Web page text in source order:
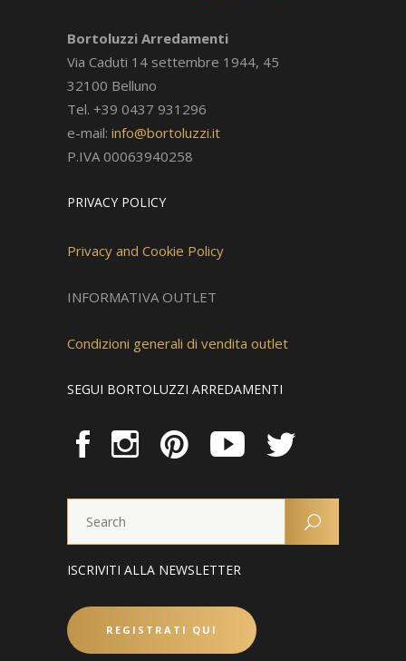
Bortoluzzi Arredamenti
Via Caduti 14 settembre 1944, 45
32100 Belluno
Tel. +39 0437 931296
e-mail: info@bortoluzzi.it
P.IVA 00063940258
PRIVACY POLICY
Privacy and Cookie Policy
INFORMATIVA OUTLET
Condizioni generali di vendita outlet
SEGUI BORTOLUZZI ARREDAMENTI
ISCRIVITI ALLA NEWSLETTER
REGISTRATI QUI